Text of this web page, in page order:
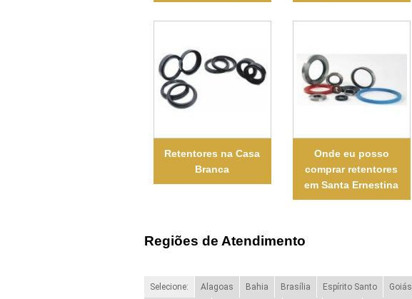
Retentores na Casa
Branca
Onde eu posso
comprar retentores
em Santa Ernestina
Regiões de Atendimento
Selecione: Alagoas Bahia Brasília Espírito Santo Goiás